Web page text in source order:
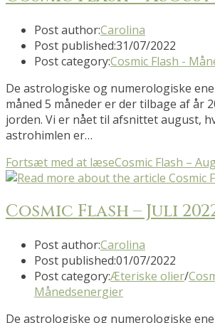
Post author:Carolina
Post published:31/07/2022
Post category:Cosmic Flash -
De astrologiske og numerologiske
måned 5 måneder er der tilbage af år
jorden. Vi er nået til afsnittet august,
astrohimlen er…
Fortsæt med at læseCosmic Flash –
Cosmic Flash – Juli
Post author:Carolina
Post published:01/07/2022
Post category:Æteriske olier/
Månedsenergier
De astrologiske og numerologiske